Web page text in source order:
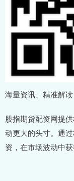
海量资讯、精准解读
股指期货配资网提
动更大的头寸。通
资，在市场波动中获